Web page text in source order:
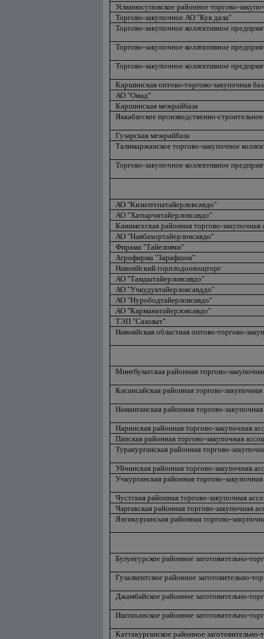
Усманюсуповское районное торгово-
Торгово-закупочное АО "Кук дала"
Торгово-закупочное коллективное
Торгово-закупочное коллективное
Торгово-закупочное коллективное
Каршинская оптово-торгово-закупочная
АО "Омад"
Каршинская межрайбаза
Яккабагское производственно-
Гузарская межрайбаза
Талимаржанское торгово-закупочное
Торгово-закупочное коллективное
АО "Кизилтепатайерловсавдо"
АО "Хатырчитайерловсавдо"
Канимехская районная торгово-закупочная
АО "Навбахортайерловсавдо"
Фирама "Тайеловчи"
Агрофирма "Зарафшон"
Навоийский горплодоовощторг
АО "Тамдытайерловсавдо"
АО "Учкудуктайерловсавддо"
АО "Нурободтайерловсавдо"
АО "Карманатайерловсавдо"
ТЭП "Саховат"
Навоийская областная оптово-торгово-
Мингбулагская районная торгово-
Касансайская районная торгово-
Наманганская районная торгово-
Наринская районная торгово-закупочная
Папская районная торгово-закупочная
Туракурганская районная торгово-
Уйчинская районная торгово-закупочная
Учкурганская районная торгово-
Чустская районная торгово-закупочная
Чаргакская районная торгово-закупочная
Янгикурганская районная торгово-
Булунгурское районное заготовительно-
Гузалкентское районное заготовительно-
Джамбайское районное заготовительно-
Иштиханское районное заготовительно-
Каттакурганское районное